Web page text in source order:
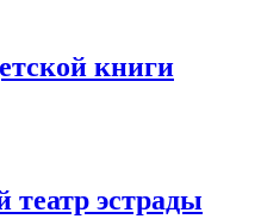
книги
театр эстрады